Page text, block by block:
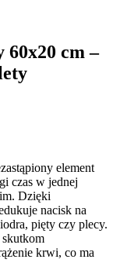
60x20 cm –
element
czas w jednej
Dzięki
nacisk na
pięty czy plecy.
skutkom
krwi, co ma